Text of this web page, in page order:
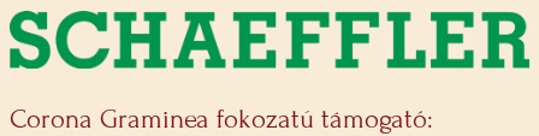
Corona Graminea fokozatú támogató: